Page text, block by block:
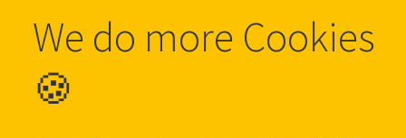
DOM 33920U2
We do more Cookies
🍪